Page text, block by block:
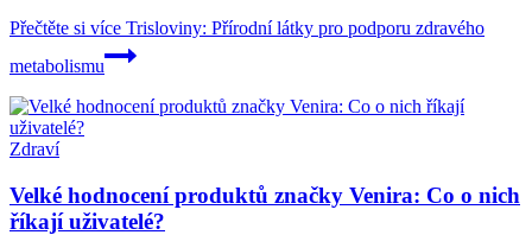
Přečtěte si více Trisloviny: Přírodní látky pro podporu zdravého
metabolismu
Zdraví
Velké hodnocení produktů značky Venira: Co o nich
říkají uživatelé?